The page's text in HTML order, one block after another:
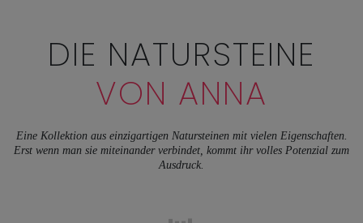
DIE NATURSTEINE
VON ANNA
Eine Kollektion aus einzigartigen Natursteinen mit vielen Eigenschaften.
Erst wenn man sie miteinander verbindet, kommt ihr volles Potenzial zum
Ausdruck.